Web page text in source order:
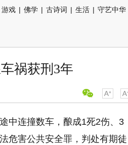
游戏 | 佛学 | 古诗词 | 生活 | 守艺中华
祸获刑3年
中连撞数车，酿成1死2伤、3
危害公共安全罪，判处有期徒